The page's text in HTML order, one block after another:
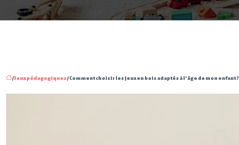
/Jeux pédagogiques/ Comment choisir les jeux en bois adaptés à l’âge de mon enfant ?